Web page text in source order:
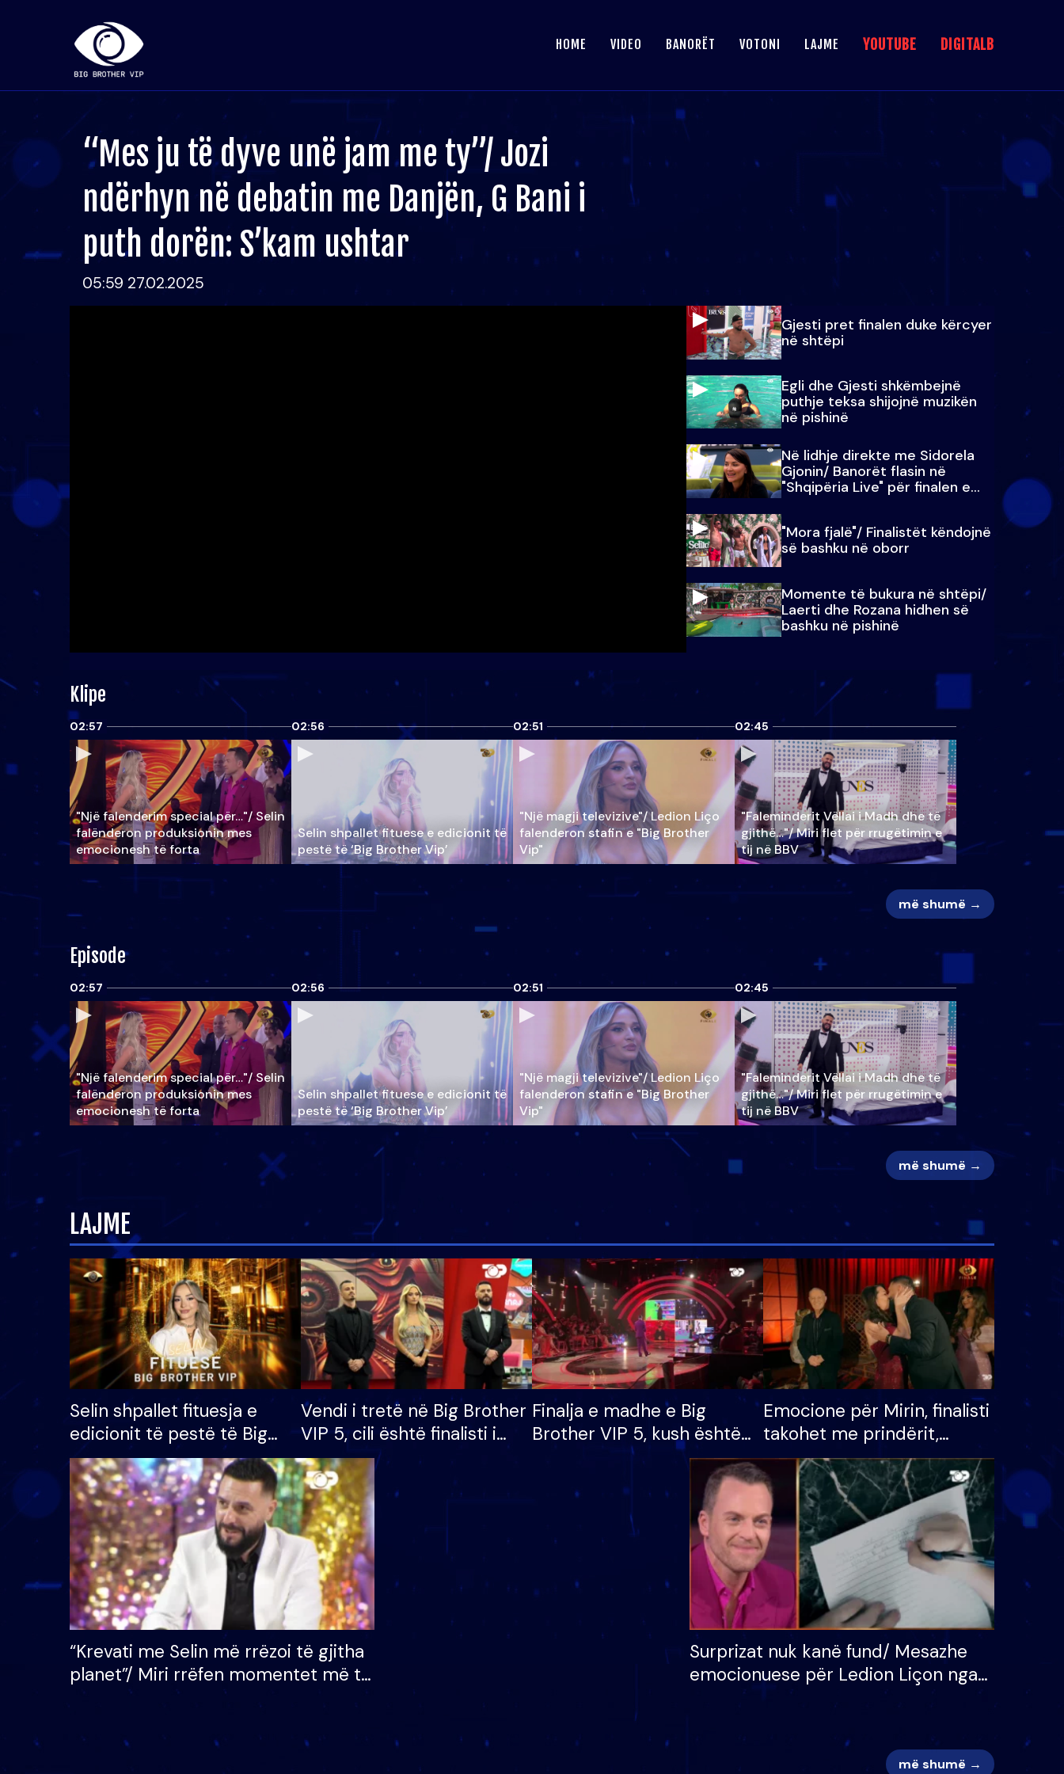
HOME VIDEO BANORËT VOTONI LAJME YOUTUBE DIGITALB
“Mes ju të dyve unë jam me ty”/ Jozi
ndërhyn në debatin me Danjën, G Bani i
puth dorën: S’kam ushtar
05:59 27.02.2025
Gjesti pret finalen duke kërcyer
në shtëpi
Egli dhe Gjesti shkëmbejnë
puthje teksa shijojnë muzikën
në pishinë
Në lidhje direkte me Sidorela
Gjonin/ Banorët flasin në
"Shqipëria Live" për finalen e
madhe
"Mora fjalë"/ Finalistët këndojnë
së bashku në oborr
Momente të bukura në shtëpi/
Laerti dhe Rozana hidhen së
bashku në pishinë
Klipe
02:57
"Një falenderim special për…"/ Selin
falënderon produksionin mes
emocionesh të forta
02:56
Selin shpallet fituese e edicionit të
pestë të ‘Big Brother Vip’
02:51
"Një magji televizive"/ Ledion Liço
falenderon stafin e "Big Brother
Vip"
02:45
"Faleminderit Vëllai i Madh dhe të
gjithë…"/ Miri flet për rrugëtimin e
tij në BBV
më shumë →
Episode
02:57
"Një falenderim special për…"/ Selin
falënderon produksionin mes
emocionesh të forta
02:56
Selin shpallet fituese e edicionit të
pestë të ‘Big Brother Vip’
02:51
"Një magji televizive"/ Ledion Liço
falenderon stafin e "Big Brother
Vip"
02:45
"Faleminderit Vëllai i Madh dhe të
gjithë…"/ Miri flet për rrugëtimin e
tij në BBV
më shumë →
LAJME
Selin shpallet fituesja e
edicionit të pestë të Big
Brother VIP, rrëmben
çmimin e madh prej 100
mijë eurosh
Vendi i tretë në Big Brother
VIP 5, cili është finalisti i
radhës që lë shtëpinë
Finalja e madhe e Big
Brother VIP 5, kush është
banori i parë që lë shtëpinë
dhe humb mundësinë për
të fituar çmimin e madh
Emocione për Mirin, finalisti
takohet me prindërit,
vajzën dhe bashkëshorten:
S’kemi ndonjë letër divorci
apo jo?
“Krevati me Selin më rrëzoi të gjitha
planet”/ Miri rrëfen momentet më të
bukura në shtëpinë e BB VIP: Do më
Surprizat nuk kanë fund/ Mesazhe
emocionuese për Ledion Liçon nga
nëna dhe fëmijët e tij, moderatori
më shumë →